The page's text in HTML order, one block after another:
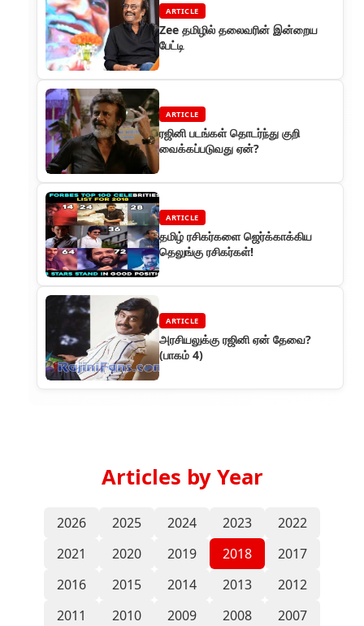
ARTICLE
Zee தமிழில் தலைவரின் இன்றைய
பேட்டி
ARTICLE
ரஜினி படங்கள் தொடர்ந்து குறி
வைக்கப்படுவது ஏன்?
ARTICLE
தமிழ் ரசிகர்களை ஜெர்க்காக்கிய
தெலுங்கு ரசிகர்கள்!
ARTICLE
அரசியலுக்கு ரஜினி ஏன் தேவை?
(பாகம் 4)
Articles by Year
2026 2025 2024 2023
2022
2021
2020 2019 2018
2017
2016
2015 2014 2013
2012
2011
2010 2009 2008
2007